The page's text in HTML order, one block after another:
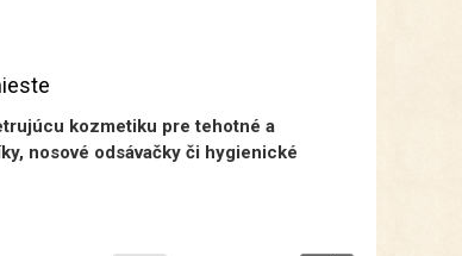
kozmetiku pre tehotné a
nosové odsávačky či hygienické